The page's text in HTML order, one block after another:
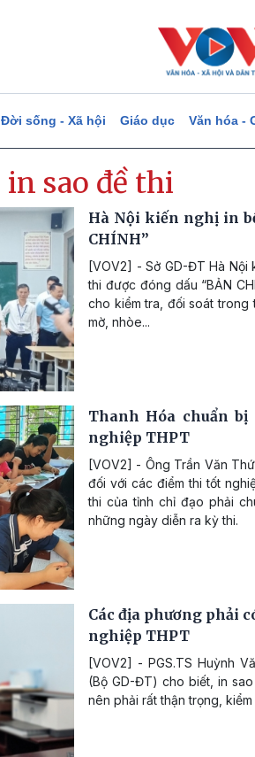
Đời sống - Xã hội Giáo dục Văn hóa -
in sao đề thi
Hà Nội kiến nghị in
CHÍNH”
[VOV2] - Sở GD-ĐT Hà
thi được đóng dấu “BẢN
cho kiểm tra, đối soát trong
mờ, nhòe...
Thanh Hóa chuẩn
nghiệp THPT
[VOV2] - Ông Trần Văn
đối với các điểm thi tốt
thi của tỉnh chỉ đạo phải
những ngày diễn ra kỳ thi.
Các địa phương phải
nghiệp THPT
[VOV2] - PGS.TS Huỳnh
(Bộ GD-ĐT) cho biết, in
nên phải rất thận trọng,